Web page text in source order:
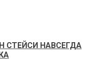
СТЕЙСИ НАВСЕГДА